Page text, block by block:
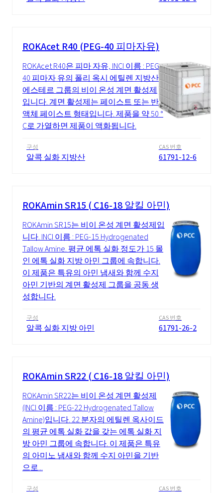
ROKAcet R40 (PEG-40 피마자유)
ROKAcet R40은 피마 자유, INCI 이름 : PEG-
40 피마자 유의 폴리 옥시 에틸렌 지방산
에스테르 그룹의 비이 온성 계면 활성제
입니다. 계면 활성제는 페이스트 또는 반
액체 페이스트 형태입니다. 제품을 약 50 °
C로 가열하면 제품이 액화됩니다.
구성
알콕 실화 지방산
CAS 번호
61791-12-6
ROKAmin SR15 ( C16-18 알킬 아민)
ROKAmin SR15는 비이 온성 계면 활성제입
니다. INCI 이름 : PEG-15 Hydrogenated
Tallow Amine. 평균 에톡 실화 정도가 15 몰
인 에톡 실화 지방 아민 그룹에 속합니다.
이 제품은 특유의 아민 냄새와 함께 수지
아민 기반의 계면 활성제 그룹을 공동 생
성합니다.
구성
알콕 실화 지방 아민
CAS 번호
61791-26-2
ROKAmin SR22 ( C16-18 알킬 아민)
ROKAmin SR22는 비이 온성 계면 활성제
(INCI 이름 : PEG-22 Hydrogenated Tallow
Amine)입니다. 22 분자의 에틸렌 옥사이드
의 평균 에톡 실화 값을 갖는 에톡 실화 지
방 아민 그룹에 속합니다. 이 제품은 특유
의 아미노 냄새와 함께 수지 아민을 기반
으로...
구성 CAS 번호